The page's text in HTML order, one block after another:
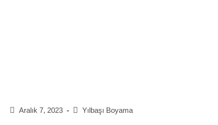
PostAralık 7, 2023
PostYılbaşı Boyama